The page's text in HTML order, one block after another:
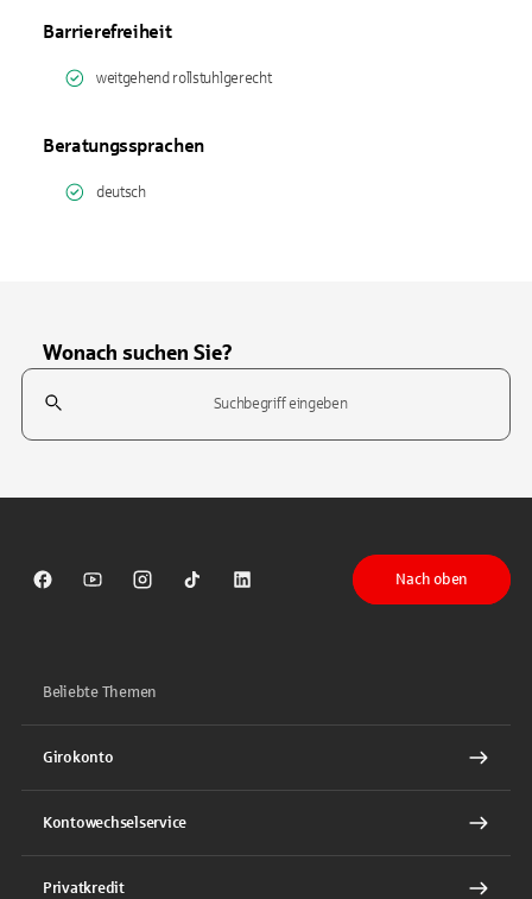
Barrierefreiheit
weitgehend rollstuhlgerecht
Beratungssprachen
deutsch
Wonach suchen Sie?
Suchfeld
Sparkasse auf Facebook
Sparkasse auf Youtube
Sparkasse auf Instagram
Sparkasse auf TikTok
Sparkasse auf LinkedIn
Nach oben
Beliebte Themen
Girokonto
Kontowechselservice
Privatkredit